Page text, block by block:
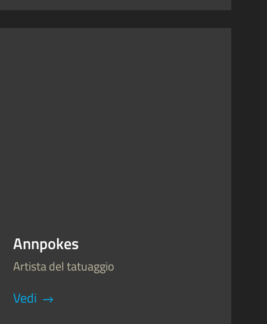
Annpokes
Artista del tatuaggio
Vedi